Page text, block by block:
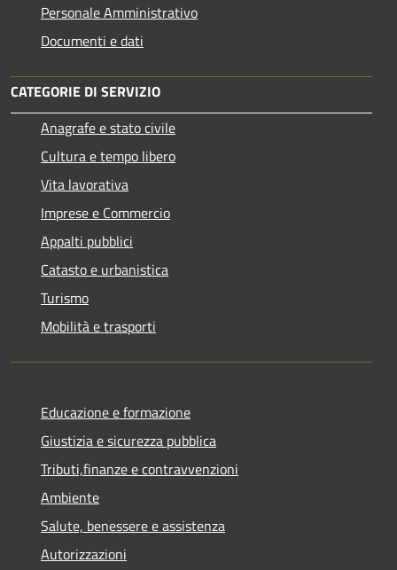
Personale Amministrativo
Documenti e dati
CATEGORIE DI SERVIZIO
Anagrafe e stato civile
Cultura e tempo libero
Vita lavorativa
Imprese e Commercio
Appalti pubblici
Catasto e urbanistica
Turismo
Mobilità e trasporti
Educazione e formazione
Giustizia e sicurezza pubblica
Tributi,finanze e contravvenzioni
Ambiente
Salute, benessere e assistenza
Autorizzazioni